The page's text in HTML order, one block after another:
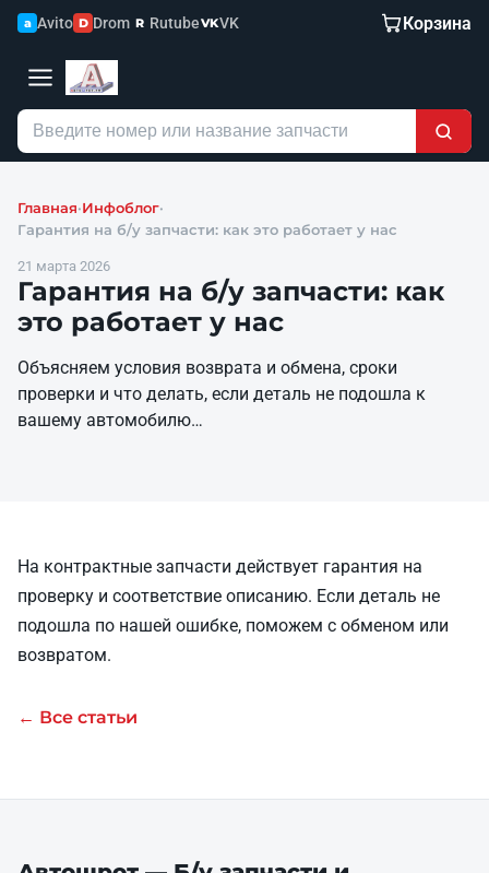
a Avito D Drom R RutubeVKVK Корзина
Главная·Инфоблог·
Гарантия на б/у запчасти: как это работает у нас
21 марта 2026
Гарантия на б/у запчасти: как
это работает у нас
Объясняем условия возврата и обмена, сроки
проверки и что делать, если деталь не подошла к
вашему автомобилю…
На контрактные запчасти действует гарантия на
проверку и соответствие описанию. Если деталь не
подошла по нашей ошибке, поможем с обменом или
возвратом.
← Все статьи